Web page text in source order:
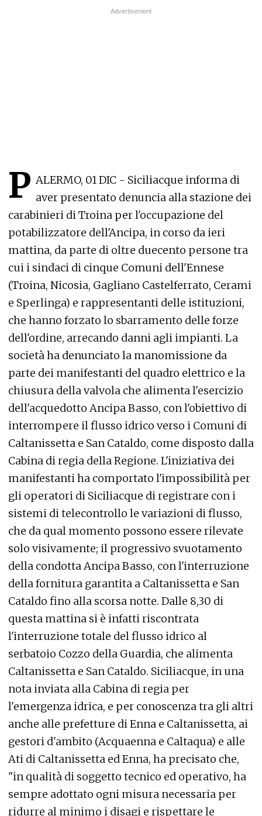
P ALERMO, 01 DIC - Siciliacque informa di
aver presentato denuncia alla stazione dei
carabinieri di Troina per l'occupazione del
potabilizzatore dell'Ancipa, in corso da ieri
mattina, da parte di oltre duecento persone tra
cui i sindaci di cinque Comuni dell'Ennese
(Troina, Nicosia, Gagliano Castelferrato, Cerami
e Sperlinga) e rappresentanti delle istituzioni,
che hanno forzato lo sbarramento delle forze
dell'ordine, arrecando danni agli impianti. La
società ha denunciato la manomissione da
parte dei manifestanti del quadro elettrico e la
chiusura della valvola che alimenta l'esercizio
dell'acquedotto Ancipa Basso, con l'obiettivo di
interrompere il flusso idrico verso i Comuni di
Caltanissetta e San Cataldo, come disposto dalla
Cabina di regia della Regione. L'iniziativa dei
manifestanti ha comportato l'impossibilità per
gli operatori di Siciliacque di registrare con i
sistemi di telecontrollo le variazioni di flusso,
che da qual momento possono essere rilevate
solo visivamente; il progressivo svuotamento
della condotta Ancipa Basso, con l'interruzione
della fornitura garantita a Caltanissetta e San
Cataldo fino alla scorsa notte. Dalle 8,30 di
questa mattina si è infatti riscontrata
l'interruzione totale del flusso idrico al
serbatoio Cozzo della Guardia, che alimenta
Caltanissetta e San Cataldo. Siciliacque, in una
nota inviata alla Cabina di regia per
l'emergenza idrica, e per conoscenza tra gli altri
anche alle prefetture di Enna e Caltanissetta, ai
gestori d'ambito (Acquaenna e Caltaqua) e alle
Ati di Caltanissetta ed Enna, ha precisato che,
"in qualità di soggetto tecnico ed operativo, ha
sempre adottato ogni misura necessaria per
ridurre al minimo i disagi e rispettare le